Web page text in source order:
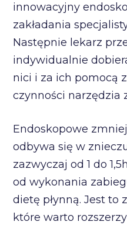
innowacyjny
zakładania
Następnie lekarz
indywidualnie
nici i za ich pomocą
czynności narzędzia
Endoskopowe
odbywa się w
zazwyczaj od 1 do
od wykonania
dietę płynną. Jest to
które warto